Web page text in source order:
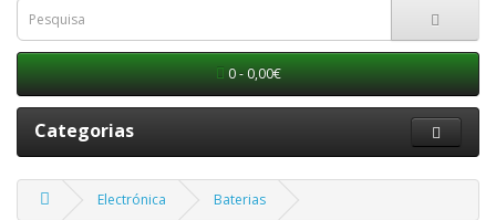
0 - 0,00€
Categorias
Electrónica Baterias